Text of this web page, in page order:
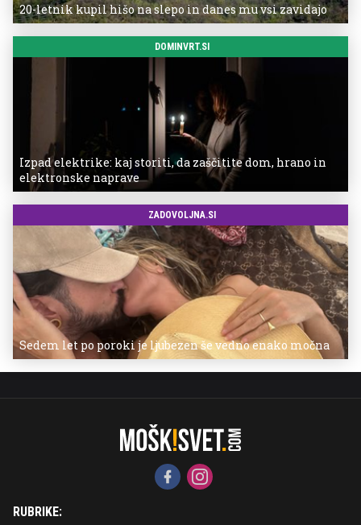
20-letnik kupil hišo na slepo in danes mu vsi zavidajo
DOMINVRT.SI
Izpad elektrike: kaj storiti, da zaščitite dom, hrano in
elektronske naprave
ZADOVOLJNA.SI
Sedem let po poroki je ljubezen še vedno enako močna
RUBRIKE: